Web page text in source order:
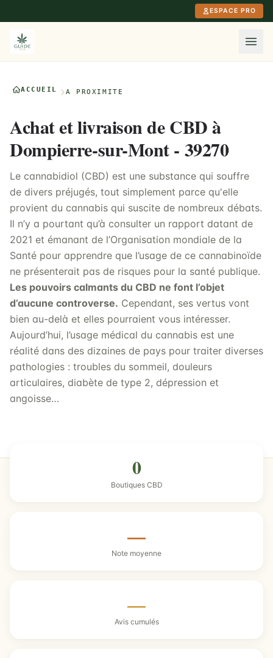
ESPACE PRO
ACCUEIL À PROXIMITÉ
Achat et livraison de CBD à
Dompierre-sur-Mont - 39270
Le cannabidiol (CBD) est une substance qui souffre
de divers préjugés, tout simplement parce qu'elle
provient du cannabis qui suscite de nombreux débats.
Il n’y a pourtant qu’à consulter un rapport datant de
2021 et émanant de l’Organisation mondiale de la
Santé pour apprendre que l’usage de ce cannabinoïde
ne présenterait pas de risques pour la santé publique.
Les pouvoirs calmants du CBD ne font l’objet
d’aucune controverse. Cependant, ses vertus vont
bien au-delà et elles pourraient vous intéresser.
Aujourd’hui, l’usage médical du cannabis est une
réalité dans des dizaines de pays pour traiter diverses
pathologies : troubles du sommeil, douleurs
articulaires, diabète de type 2, dépression et
angoisse…
0
Boutiques CBD
—
Note moyenne
—
Avis cumulés